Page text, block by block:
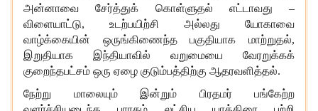
அன்னாவை சேர்த்துக் கொள்ளுதல் எட்டாவது –
விளையாட்டு, உடற்பயிற்சி அல்லது யோகாவை
வாழ்க்கையின் ஒருங்கிணைந்த பகுதியாக மாற்றுதல்,
இறுதியாக இந்தியாவில் வறுமையை வேரறுக்கக்
குறைந்தபட்சம் ஒரு ஏழை குடும்பத்திற்கு ஆதரவளித்தல்.
நேற்று மாலையும்இன்றும் பிரதமர் பங்கேற்ற